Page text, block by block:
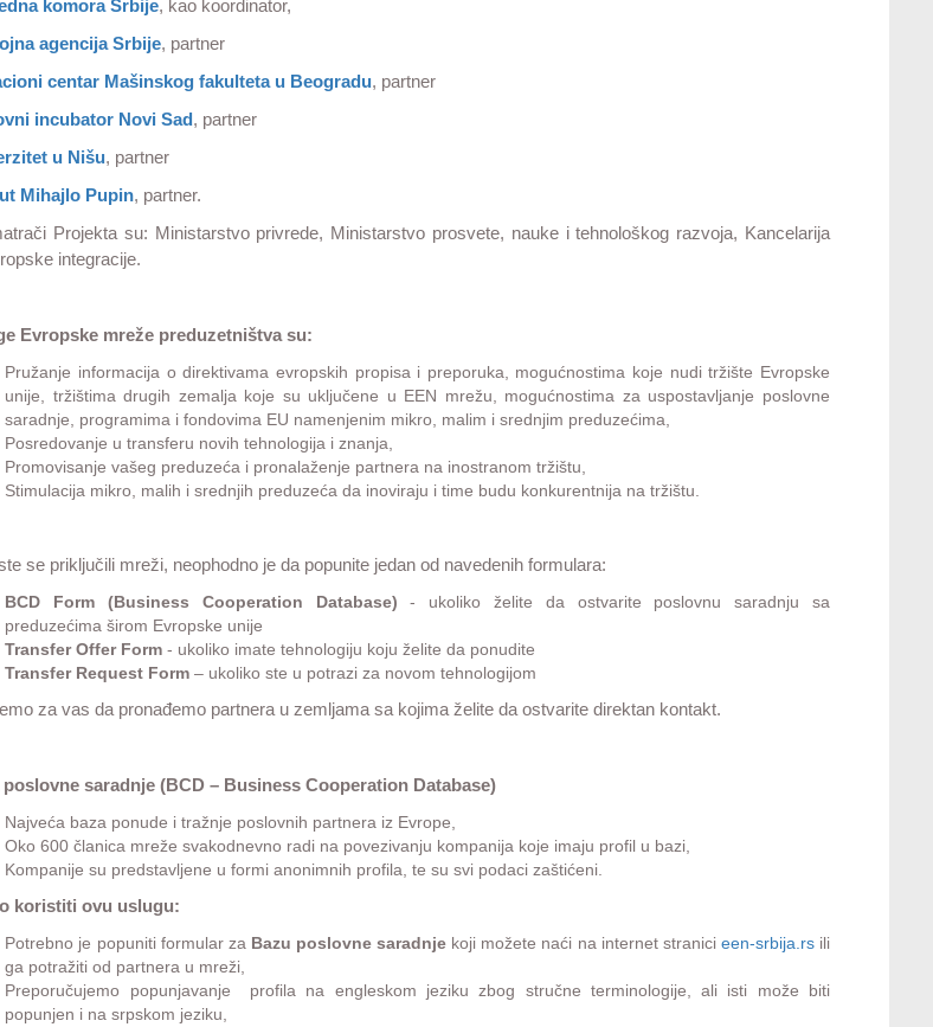
komora Srbije, kao koordinator,
agencija Srbije, partner
centar Mašinskog fakulteta u Beogradu, partner
incubator Novi Sad, partner
u Nišu, partner
Mihajlo Pupin, partner.
Projekta su: Ministarstvo privrede, Ministarstvo prosvete, nauke i tehnološkog razvoja, Kancelarija
integracije.
Evropske mreže preduzetništva su:
Pružanje informacija o direktivama evropskih propisa i preporuka, mogućnostima koje nudi tržište Evropske
unije, tržištima drugih zemalja koje su uključene u EEN mrežu, mogućnostima za uspostavljanje poslovne
saradnje, programima i fondovima EU namenjenim mikro, malim i srednjim preduzećima,
Posredovanje u transferu novih tehnologija i znanja,
Promovisanje vašeg preduzeća i pronalaženje partnera na inostranom tržištu,
Stimulacija mikro, malih i srednjih preduzeća da inoviraju i time budu konkurentnija na tržištu.
se priključili mreži, neophodno je da popunite jedan od navedenih formulara:
BCD Form (Business Cooperation Database) - ukoliko želite da ostvarite poslovnu saradnju sa
preduzećima širom Evropske unije
Transfer Offer Form - ukoliko imate tehnologiju koju želite da ponudite
Transfer Request Form – ukoliko ste u potrazi za novom tehnologijom
za vas da pronađemo partnera u zemljama sa kojima želite da ostvarite direktan kontakt.
poslovne saradnje (BCD – Business Cooperation Database)
Najveća baza ponude i tražnje poslovnih partnera iz Evrope,
Oko 600 članica mreže svakodnevno radi na povezivanju kompanija koje imaju profil u bazi,
Kompanije su predstavljene u formi anonimnih profila, te su svi podaci zaštićeni.
koristiti ovu uslugu:
Potrebno je popuniti formular za Bazu poslovne saradnje koji možete naći na internet stranici een-srbija.rsili
ga potražiti od partnera u mreži,
Preporučujemo popunjavanje profila na engleskom jeziku zbog stručne terminologije, ali isti može biti
popunjen i na srpskom jeziku,